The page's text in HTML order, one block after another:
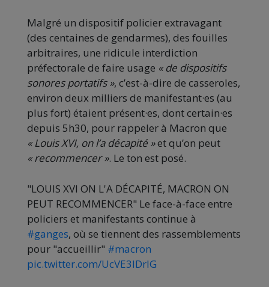
Malgré un dispositif policier extravagant
(des centaines de gendarmes), des fouilles
arbitraires, une ridicule interdiction
préfectorale de faire usage « de dispositifs
sonores portatifs », c’est-à-dire de casseroles,
environ deux milliers de manifestant·es (au
plus fort) étaient présent·es, dont certain·es
depuis 5h30, pour rappeler à Macron que
« Louis XVI, on l’a décapité »et qu’on peut
« recommencer ». Le ton est posé.
"LOUIS XVI ON L'A DÉCAPITÉ, MACRON ON
PEUT RECOMMENCER" Le face-à-face entre
policiers et manifestants continue à
#ganges, où se tiennent des rassemblements
pour "accueillir" #macron
pic.twitter.com/UcVE3lDrlG